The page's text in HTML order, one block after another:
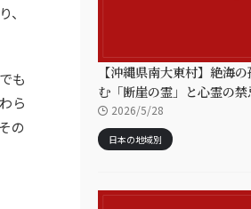
も
ら
の
【沖縄県南大東村】絶海
む「断崖の霊」と心霊の禁
2026/5/28
日本の地域別